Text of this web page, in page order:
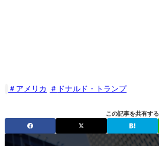
アメリカ ドナルド・トランプ
この記事を共有する